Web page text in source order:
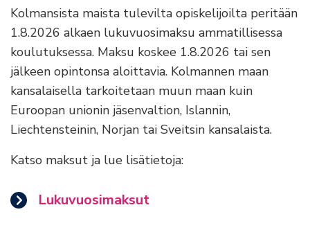
Kolmansista maista tulevilta opiskelijoilta peritään
1.8.2026 alkaen lukuvuosimaksu ammatillisessa
koulutuksessa. Maksu koskee 1.8.2026 tai sen
jälkeen opintonsa aloittavia. Kolmannen maan
kansalaisella tarkoitetaan muun maan kuin
Euroopan unionin jäsenvaltion, Islannin,
Liechtensteinin, Norjan tai Sveitsin kansalaista.
Katso maksut ja lue lisätietoja:
Lukuvuosimaksut